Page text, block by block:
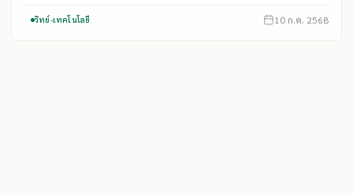
วิทย์-เทคโนโลยี 10 ก.ค. 2568